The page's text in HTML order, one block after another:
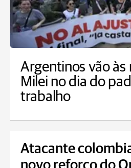
Argentinos vão às
Milei no dia do
trabalho
Atacante